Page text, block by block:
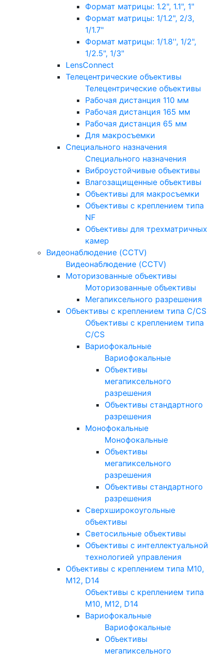
Формат матрицы: 1.2", 1.1", 1"
Формат матрицы: 1/1.2", 2/3,
1/1.7"
Формат матрицы: 1/1.8'', 1/2",
1/2.5", 1/3"
LensConnect
Телецентрические объективы
Телецентрические объективы
Рабочая дистанция 110 мм
Рабочая дистанция 165 мм
Рабочая дистанция 65 мм
Для макросъемки
Специального назначения
Специального назначения
Виброустойчивые объективы
Влагозащищенные объективы
Объективы для макросъемки
Объективы с креплением типа
NF
Объективы для трехматричных
камер
Видеонаблюдение (CCTV)
Видеонаблюдение (CCTV)
Моторизованные объективы
Моторизованные объективы
Мегапиксельного разрешения
Объективы с креплением типа C/CS
Объективы с креплением типа
C/CS
Вариофокальные
Вариофокальные
Объективы
мегапиксельного
разрешения
Объективы стандартного
разрешения
Монофокальные
Монофокальные
Объективы
мегапиксельного
разрешения
Объективы стандартного
разрешения
Сверхширокоугольные
объективы
Светосильные объективы
Объективы с интеллектуальной
технологией управления
Объективы с креплением типа M10,
M12, D14
Объективы с креплением типа
M10, M12, D14
Вариофокальные
Вариофокальные
Объективы
мегапиксельного